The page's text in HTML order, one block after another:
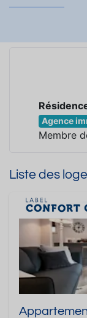
Agence
Membre
Liste des